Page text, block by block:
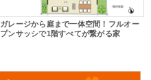
ガレージから庭まで一体空間！フルオー
プンサッシで1階すべてが繋がる家